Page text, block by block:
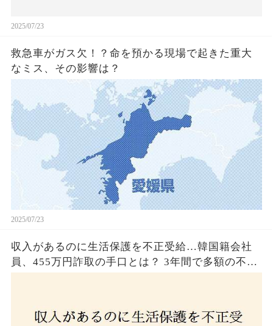
2025/07/23
救急車がガス欠！？命を預かる現場で起きた重大
なミス、その影響は？
2025/07/23
収入があるのに生活保護を不正受給…韓国籍会社
員、455万円詐取の手口とは？ 3年間で多額の不正